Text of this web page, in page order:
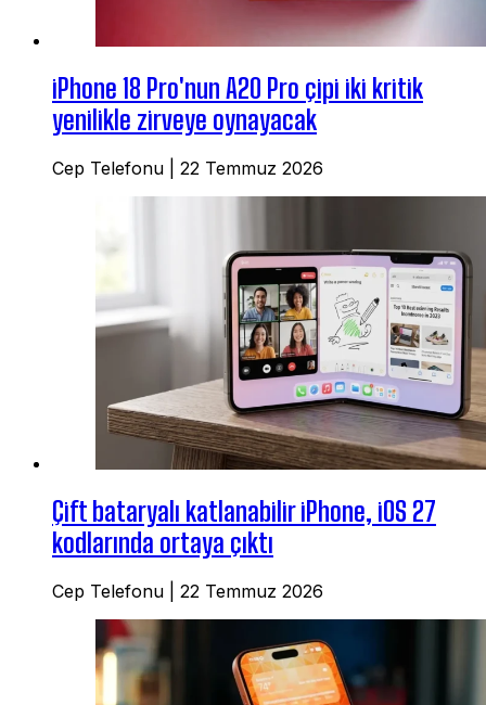
iPhone 18 Pro'nun A20 Pro çipi iki kritik
yenilikle zirveye oynayacak
Cep Telefonu 22 Temmuz 2026
Çift bataryalı katlanabilir iPhone, iOS 27
kodlarında ortaya çıktı
Cep Telefonu 22 Temmuz 2026